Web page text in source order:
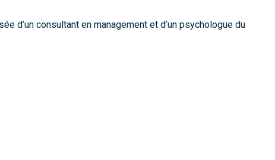
d’un consultant en management et d’un psychologue du